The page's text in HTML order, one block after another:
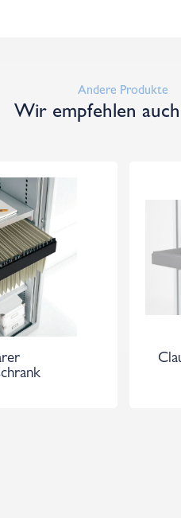
Andere Produkte
Wir empfehlen